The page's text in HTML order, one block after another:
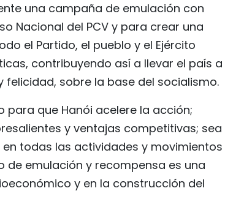
una campaña de emulación con
Nacional del PCV y para crear una
el Partido, el pueblo y el Ejército
contribuyendo así a llevar el país a
sobre la base del socialismo.
que Hanói acelere la acción;
y ventajas competitivas; sea
todas las actividades y movimientos
de emulación y recompensa es una
y en la construcción del